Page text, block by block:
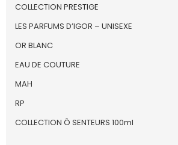
COLLECTION PRESTIGE
LES PARFUMS D’IGOR – UNISEXE
OR BLANC
EAU DE COUTURE
MAH
RP
COLLECTION Ô SENTEURS 100ml